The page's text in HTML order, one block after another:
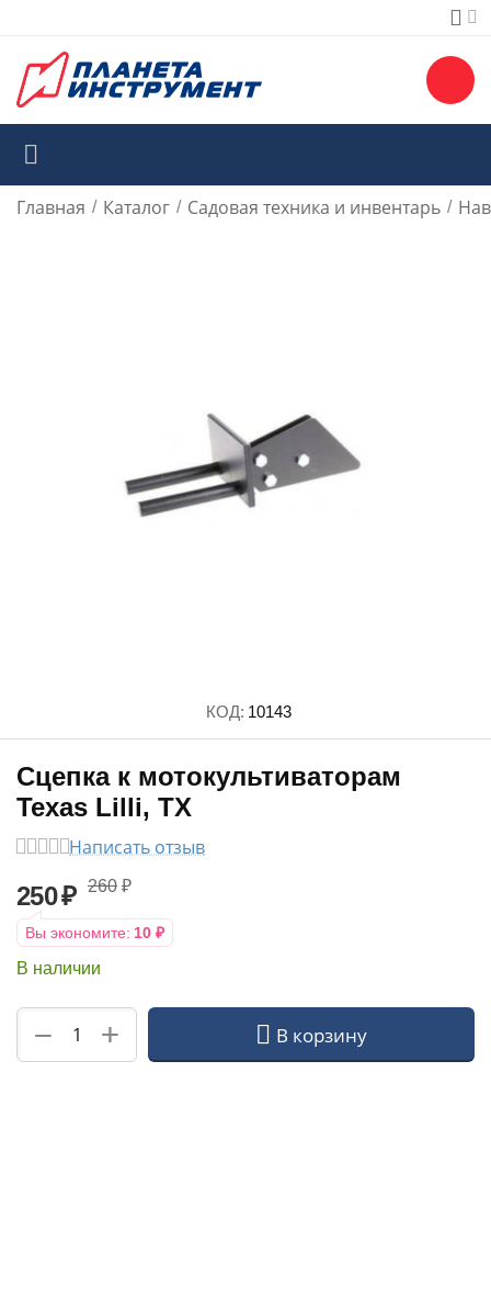
Главная / Каталог / Садовая техника и инвентарь /
КОД: 10143
Сцепка к мотокультиваторам
Texas Lilli, TX
Написать отзыв
250₽ 260 ₽
Вы экономите: 10 ₽
В наличии
+
− В корзину